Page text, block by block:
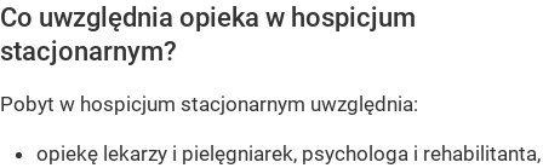
Co uwzględnia opieka w hospicjum
stacjonarnym?
Pobyt w hospicjum stacjonarnym uwzględnia:
opiekę lekarzy i pielęgniarek, psychologa i rehabilitanta,